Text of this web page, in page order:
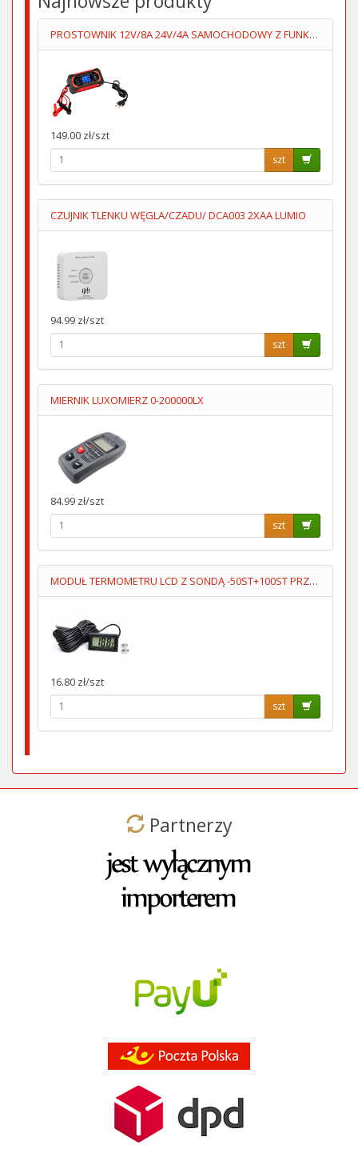
PROSTOWNIK 12V/8A 24V/4A SAMOCHODOWY Z FUNKCJĄ NAPRAWY 7STOP
149.00 zł/szt
szt
CZUJNIK TLENKU WĘGLA/CZADU/ DCA003 2XAA LUMIO
94.99 zł/szt
szt
MIERNIK LUXOMIERZ 0-200000LX
84.99 zł/szt
szt
MODUŁ TERMOMETRU LCD Z SONDĄ -50ST+100ST PRZEWÓD 5M
16.80 zł/szt
szt
Partnerzy